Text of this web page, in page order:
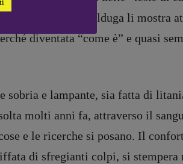
fasulli: Valduga li mostra
diventata “come è” e quasi
e lampante, sia fatta di
molti anni fa, attraverso il
e le ricerche si posano. Il
di sfregianti colpi, si stempera